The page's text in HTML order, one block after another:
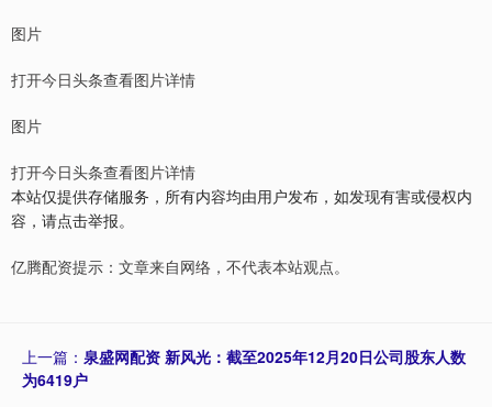
图片
打开今日头条查看图片详情
图片
打开今日头条查看图片详情
本站仅提供存储服务，所有内容均由用户发布，如发现有害或侵权内
容，请点击举报。
亿腾配资提示：文章来自网络，不代表本站观点。
上一篇： 泉盛网配资 新风光：截至2025年12月20日公司股东人数
为6419户